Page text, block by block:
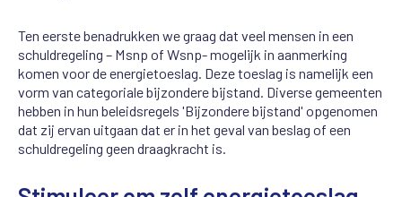
Ten eerste benadrukken we graag dat veel mensen in een
schuldregeling – Msnp of Wsnp- mogelijk in aanmerking
komen voor de energietoeslag. Deze toeslag is namelijk een
vorm van categoriale bijzondere bijstand. Diverse gemeenten
hebben in hun beleidsregels 'Bijzondere bijstand' opgenomen
dat zij ervan uitgaan dat er in het geval van beslag of een
schuldregeling geen draagkracht is.